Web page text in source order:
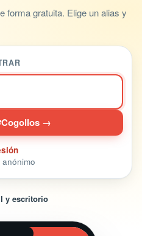
forma gratuita. Elige un alias y
→
anónimo
y escritorio